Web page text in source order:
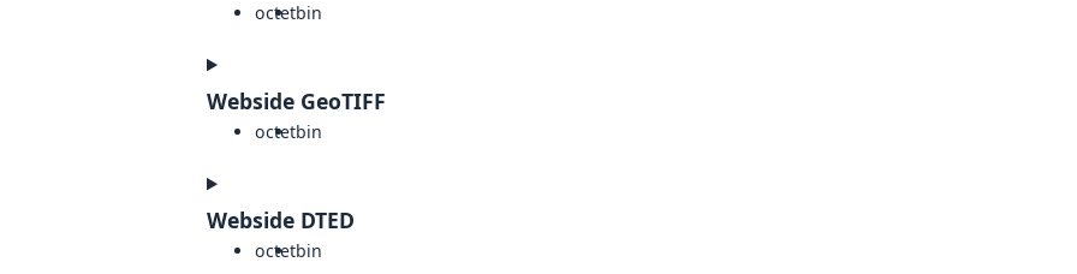
octetbin
Webside GeoTIFF
octetbin
Webside DTED
octetbin